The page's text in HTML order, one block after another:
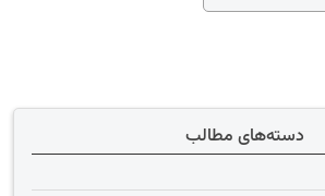
دسته‌های مطالب